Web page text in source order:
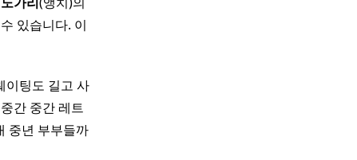
있습니다. 이
이팅도 길고 사
간 중간 레트
중년 부부들까